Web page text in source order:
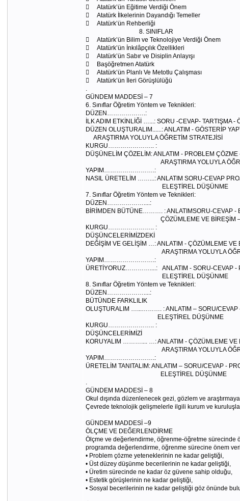
 Atatürk’ün Eğitime Verdiği Önem
 Atatürk İlkelerinin Dayandığı Temeller
 Atatürk’ün Rehberliği
8. SINIFLAR
 Atatürk’ün Bilim ve Teknolojiye Verdiği Önem
 Atatürk’ün İnkılâpçılık Özellikleri
 Atatürk’ün Sabır ve Disiplin Anlayışı
 Başöğretmen Atatürk
 Atatürk’ün Planlı Ve Metotlu Çalışması
 Atatürk’ün İleri Görüşlülüğü
.
GÜNDEM MADDESİ – 7
6. Sınıflar Öğretim Yöntem ve Teknikleri:
DÜZEN……………….:
İLK ADIM ETKİNLİĞİ …...: SORU -CEVAP- TARTIŞMA -
DÜZEN OLUŞTURALIM......: ANLATIM - GÖSTERİP
ARAŞTIRMA YOLUYLA ÖĞRETİM STRATEJİSİ
KURGU………………….. :
DÜŞÜNELİM ÇÖZELİM: ANLATIM - PROBLEM
ARAŞTIRMA YOLUYLA ÖĞRETİM -
YAPIM…………………….:
NASIL ÜRETELİM ……...: ANLATIM SORU-CEVAP
ELEŞTİREL DÜŞÜNME
7. Sınıflar Öğretim Yöntem ve Teknikleri:
DÜZEN………………....:
BİRİMDEN BÜTÜNE………. : ANLATIMSORU-CEVAP -
ÇÖZÜMLEME VE BİREŞİM –
KURGU………………….. :
DÜŞÜNCELERİMİZDEKİ
DEĞİŞİM VE GELİŞİM …: ANLATIM - ÇÖZÜMLEME VE
ARAŞTIRMA YOLUYLA ÖĞRETİM -
YAPIM…………………….:
ÜRETİYORUZ…………....: ANLATIM - SORU-CEVAP -
ELEŞTİREL DÜŞÜNME
8. Sınıflar Öğretim Yöntem ve Teknikleri:
DÜZEN………………....:
BÜTÜNDE FARKLILIK
OLUŞTURALIM …...………. : ANLATIM – SORU/CEVAP
ELEŞTİREL DÜŞÜNME
KURGU………………….. :
DÜŞÜNCELERİMİZİ
KORUYALIM ……….... …: ANLATIM - ÇÖZÜMLEME VE
ARAŞTIRMA YOLUYLA ÖĞRETİM -
YAPIM…………………….:
ÜRETELİM TANITALIM: ANLATIM – SORU/CEVAP -
ELEŞTİREL DÜŞÜNME
.
GÜNDEM MADDESİ – 8
Okul dışında düzenlenecek gezi, gözlem ve
Çevrede teknolojik gelişmelerle ilgili kurum ve
GÜNDEM MADDESİ –9
ÖLÇME VE DEĞERLENDİRME
Ölçme ve değerlendirme, öğrenme-öğretme sürecinde
programda değerlendirme, öğrenme sürecine önem
• Problem çözme yeteneklerinin ne kadar geliştiği,
• Üst düzey düşünme becerilerinin ne kadar geliştiği,
• Üretim sürecinde ne kadar öz güvene sahip olduğu,
• Estetik görüşlerinin ne kadar geliştiği,
• Sosyal becerilerinin ne kadar geliştiği göz önünde